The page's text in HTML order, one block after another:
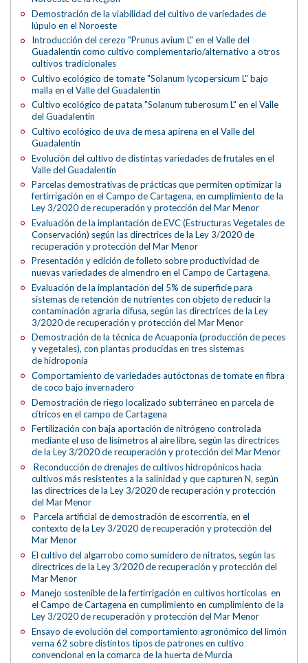
Demostración de la viabilidad del cultivo de variedades de
lúpulo en el Noroeste
Introducción del cerezo "Prunus avium L" en el Valle del
Guadalentín como cultivo complementario/alternativo a otros
cultivos tradicionales
Cultivo ecológico de tomate "Solanum lycopersicum L" bajo
malla en el Valle del Guadalentín
Cultivo ecológico de patata "Solanum tuberosum L" en el Valle
del Guadalentín
Cultivo ecológico de uva de mesa apirena en el Valle del
Guadalentín
Evolución del cultivo de distintas variedades de frutales en el
Valle del Guadalentín
Parcelas demostrativas de prácticas que permiten optimizar la
fertirrigación en el Campo de Cartagena, en cumplimiento de la
Ley 3/2020 de recuperación y protección del Mar Menor
Evaluación de la implantación de EVC (Estructuras Vegetales de
Conservación) según las directrices de la Ley 3/2020 de
recuperación y protección del Mar Menor
Presentación y edición de folleto sobre productividad de
nuevas variedades de almendro en el Campo de Cartagena.
Evaluación de la implantación del 5% de superficie para
sistemas de retención de nutrientes con objeto de reducir la
contaminación agraria difusa, según las directrices de la Ley
3/2020 de recuperación y protección del Mar Menor
Demostración de la técnica de Acuaponía (producción de peces
y vegetales), con plantas producidas en tres sistemas
de hidroponía
Comportamiento de variedades autóctonas de tomate en fibra
de coco bajo invernadero
Demostración de riego localizado subterráneo en parcela de
cítricos en el campo de Cartagena
Fertilización con baja aportación de nitrógeno controlada
mediante el uso de lisímetros al aire libre, según las directrices
de la Ley 3/2020 de recuperación y protección del Mar Menor
Reconducción de drenajes de cultivos hidropónicos hacia
cultivos más resistentes a la salinidad y que capturen N, según
las directrices de la Ley 3/2020 de recuperación y protección
del Mar Menor
Parcela artificial de demostración de escorrentía, en el
contexto de la Ley 3/2020 de recuperación y protección del
Mar Menor
El cultivo del algarrobo como sumidero de nitratos, según las
directrices de la Ley 3/2020 de recuperación y protección del
Mar Menor
Manejo sostenible de la fertirrigación en cultivos hortícolas en
el Campo de Cartagena en cumplimiento en cumplimiento de la
Ley 3/2020 de recuperación y protección del Mar Menor
Ensayo de evolución del comportamiento agronómico del limón
verna 62 sobre distintos tipos de patrones en cultivo
convencional en la comarca de la huerta de Murcia